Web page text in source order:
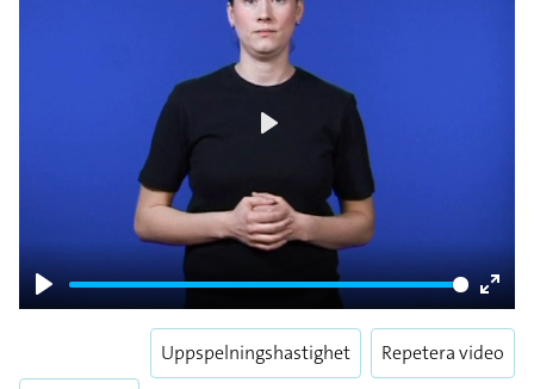
Play
Enter
Uppspelningshastighet Repetera video